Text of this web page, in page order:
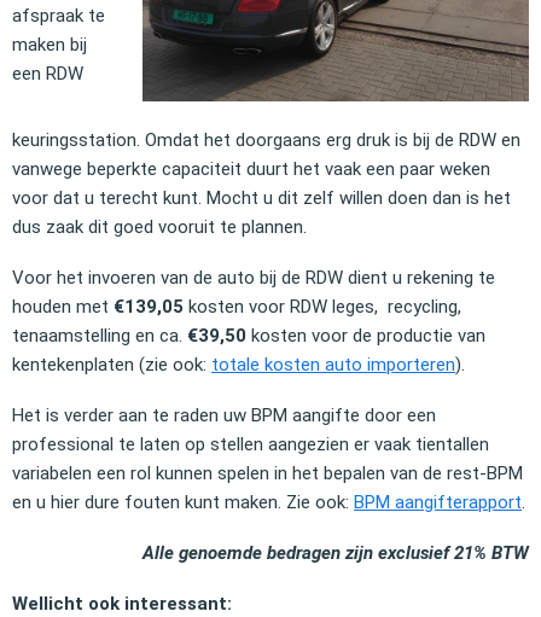
afspraak te
maken bij
een RDW
keuringsstation. Omdat het doorgaans erg druk is bij de RDW en
vanwege beperkte capaciteit duurt het vaak een paar weken
voor dat u terecht kunt. Mocht u dit zelf willen doen dan is het
dus zaak dit goed vooruit te plannen.
Voor het invoeren van de auto bij de RDW dient u rekening te
houden met €139,05 kosten voor RDW leges, recycling,
tenaamstelling en ca. €39,50 kosten voor de productie van
kentekenplaten (zie ook: totale kosten auto importeren).
Het is verder aan te raden uw BPM aangifte door een
professional te laten op stellen aangezien er vaak tientallen
variabelen een rol kunnen spelen in het bepalen van de rest-BPM
en u hier dure fouten kunt maken. Zie ook: BPM aangifterapport.
Alle genoemde bedragen zijn exclusief 21% BTW
Wellicht ook interessant: